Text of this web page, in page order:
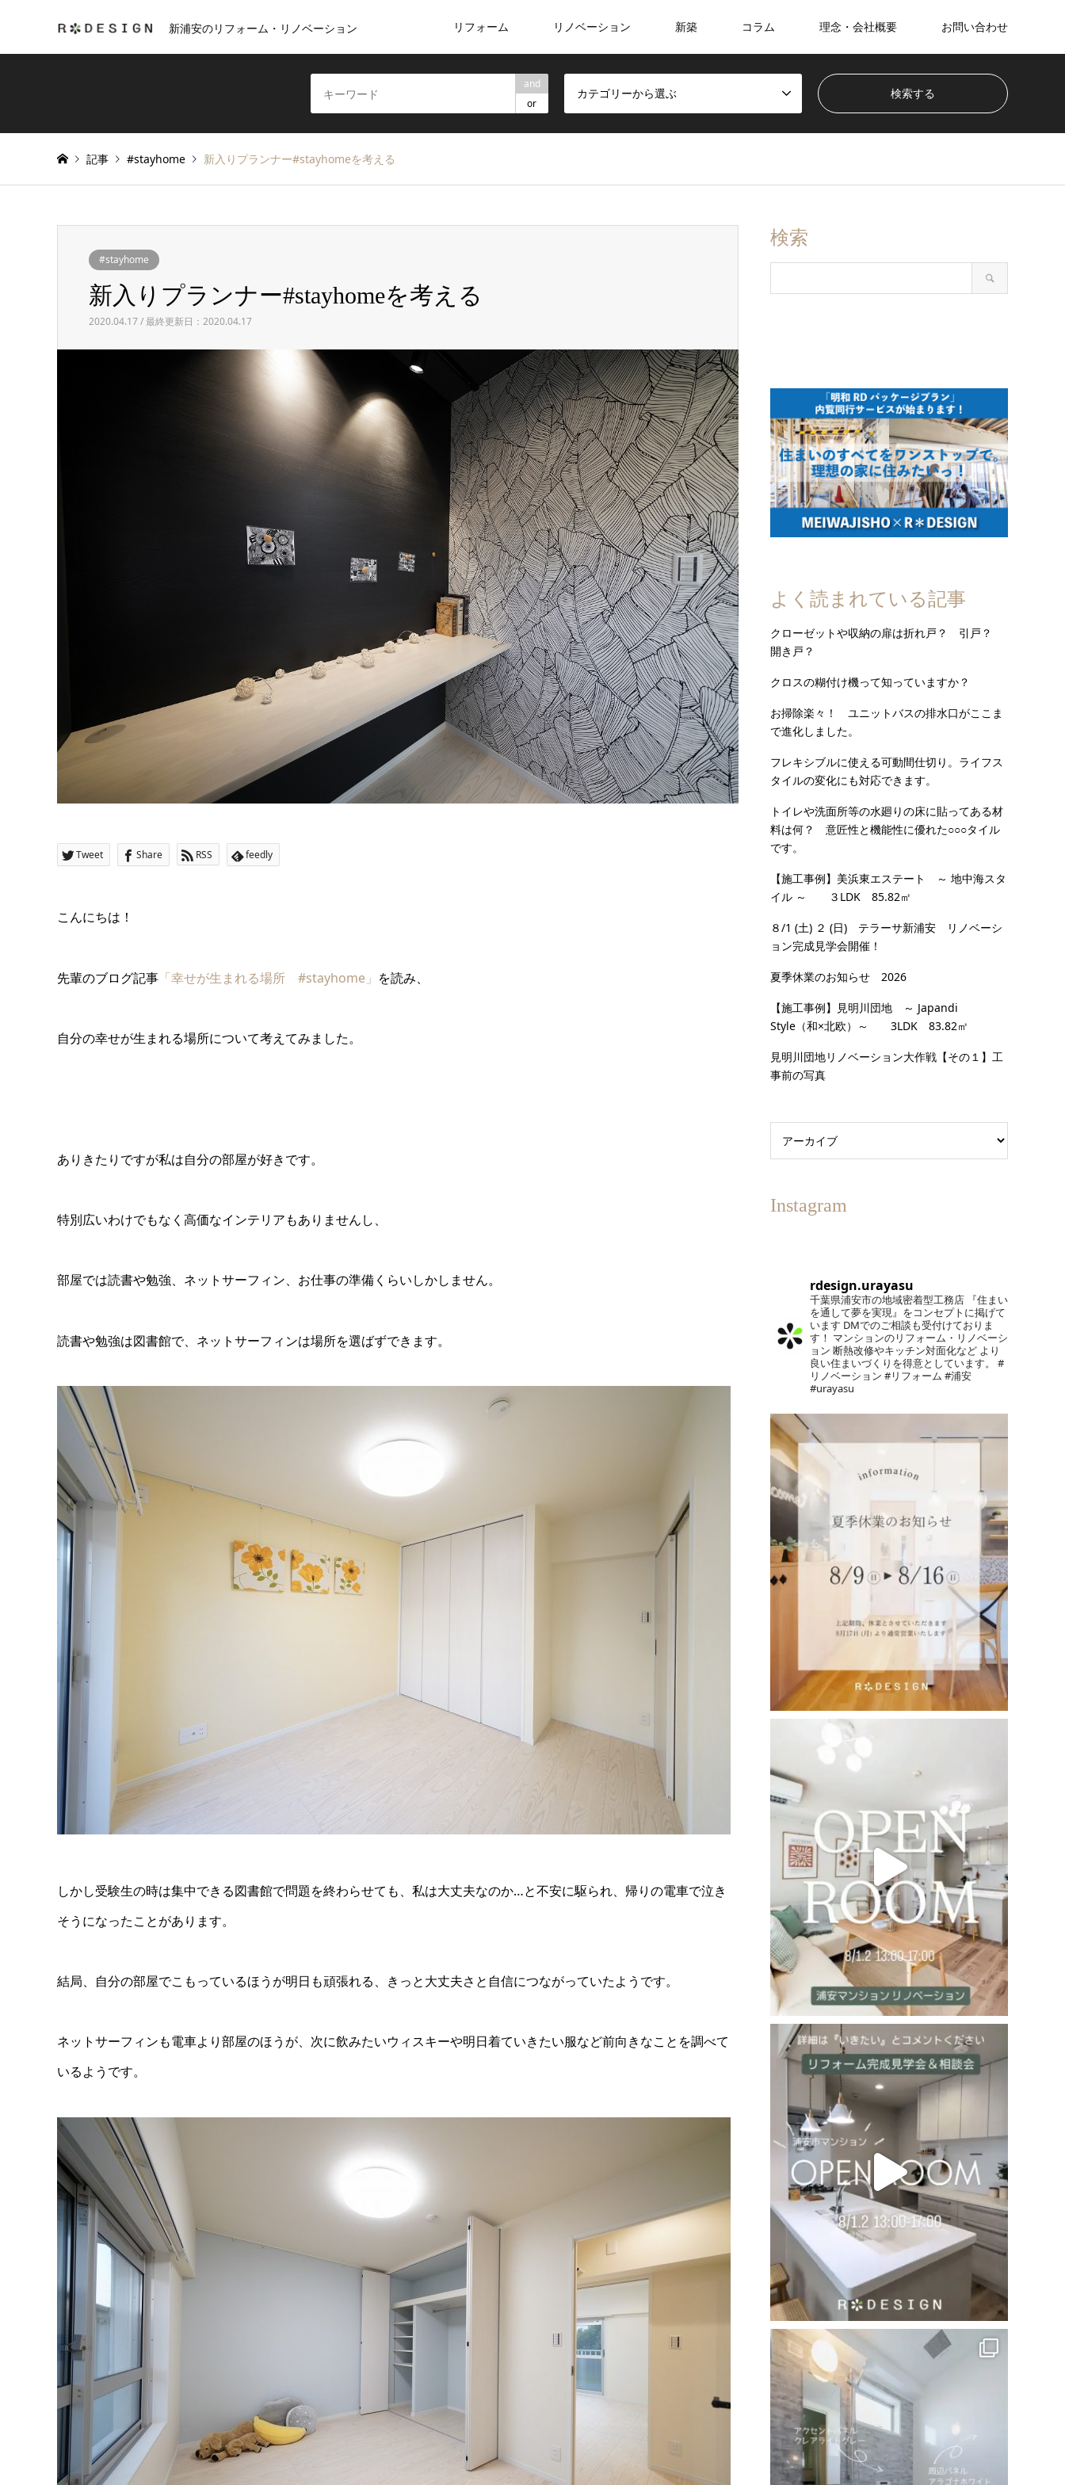
新浦安のリフォーム・リノベーション リフォーム リノベーション 新築 コラム 理念・会社概要 お問い合わせ
and
or
カテゴリーから選ぶ
記事 #stayhome 新入りプランナー#stayhomeを考える
#stayhome
新入りプランナー#stayhomeを考える
2020.04.17 / 最終更新日：2020.04.17
Tweet Share RSS feedly
こんにちは！
先輩のブログ記事 「幸せが生まれる場所 #stayhome」 を読み、
自分の幸せが生まれる場所について考えてみました。
ありきたりですが私は自分の部屋が好きです。
特別広いわけでもなく高価なインテリアもありませんし、
部屋では読書や勉強、ネットサーフィン、お仕事の準備くらいしかしません。
読書や勉強は図書館で、ネットサーフィンは場所を選ばずできます。
しかし受験生の時は集中できる図書館で問題を終わらせても、私は大丈夫なのか…と不安に駆られ、帰りの電車で泣き
そうになったことがあります。
結局、自分の部屋でこもっているほうが明日も頑張れる、きっと大丈夫さと自信につながっていたようです。
ネットサーフィンも電車より部屋のほうが、次に飲みたいウィスキーや明日着ていきたい服など前向きなことを調べて
いるようです。
検索
よく読まれている記事
クローゼットや収納の扉は折れ戸？ 引戸？
開き戸？
クロスの糊付け機って知っていますか？
お掃除楽々！ ユニットバスの排水口がここま
で進化しました。
フレキシブルに使える可動間仕切り。ライフス
タイルの変化にも対応できます。
トイレや洗面所等の水廻りの床に貼ってある材
料は何？ 意匠性と機能性に優れた○○○タイル
です。
【施工事例】美浜東エステート ～ 地中海スタ
イル ～ ３LDK 85.82㎡
８/1 (土) ２ (日) テラーサ新浦安 リノベーシ
ョン完成見学会開催！
夏季休業のお知らせ 2026
【施工事例】見明川団地 ～ Japandi
Style（和×北欧）～ 3LDK 83.82㎡
見明川団地リノベーション大作戦【その１】工
事前の写真
Instagram
rdesign.urayasu
千葉県浦安市の地域密着型工務店 『住まい
を通して夢を実現』をコンセプトに掲げて
います DMでのご相談も受付けておりま
す！ マンションのリフォーム・リノベーシ
ョン 断熱改修やキッチン対面化など より
良い住まいづくりを得意としています。
#
リノベーション #リフォーム #浦安
#urayasu